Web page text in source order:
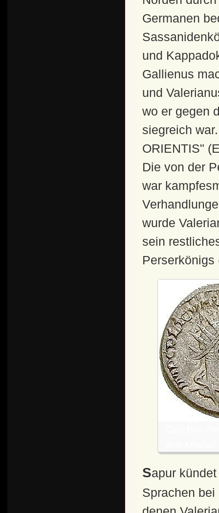
Germanen
und
Gallienus
und
wo er gegen
siegreich
ORIENTIS"
Die von der
war
wurde
sein
Perserkönigs
Sapur kündet von seinem Sieg auf Inschriften in drei
Sprachen